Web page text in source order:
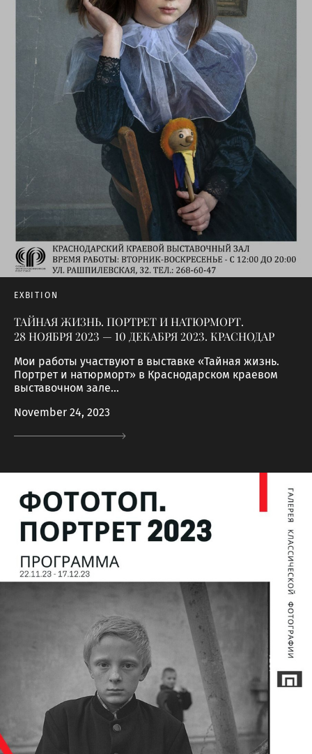
EXBITION
ТАЙНАЯ ЖИЗНЬ. ПОРТРЕТ И НАТЮРМОРТ.
28 НОЯБРЯ 2023 — 10 ДЕКАБРЯ 2023. КРАСНОДАР
Мои работы участвуют в выставке «Тайная жизнь.
Портрет и натюрморт» в Краснодарском краевом
выставочном зале...
November 24, 2023